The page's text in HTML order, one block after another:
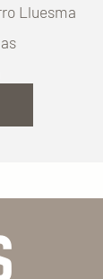
Lluesma